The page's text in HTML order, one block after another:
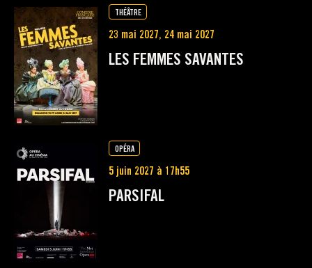
THÉÂTRE
23 mai 2027, 24 mai 2027
LES FEMMES SAVANTES
OPÉRA
5 juin 2027 à 17h55
PARSIFAL